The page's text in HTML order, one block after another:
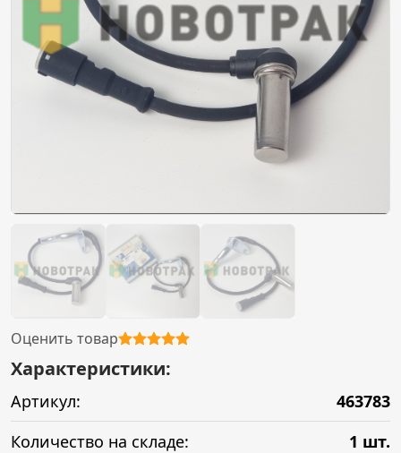
Оценить товар
Характеристики:
Артикул:
463783
Количество на складе:
1 шт.